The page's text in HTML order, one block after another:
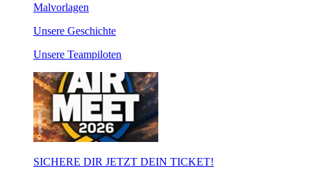
Malvorlagen
Unsere Geschichte
Unsere Teampiloten
SICHERE DIR JETZT DEIN TICKET!